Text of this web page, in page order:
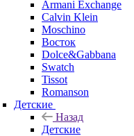
Armani Exchange
Calvin Klein
Moschino
Восток
Dolce&Gabbana
Swatch
Tissot
Romanson
Детские
Назад
Детские